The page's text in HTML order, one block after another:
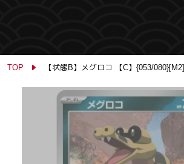
TOP 【状態B】メグロコ 【C】{053/080}[M2]